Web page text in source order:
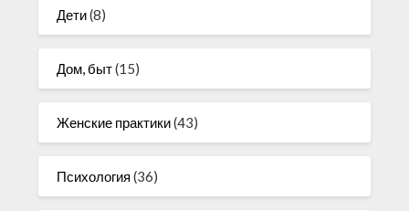
Дети(8)
Дом, быт(15)
Женские практики(43)
Психология (36)